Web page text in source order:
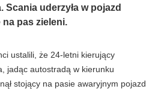
uderzyła w pojazd
na pas zieleni.
ustalili, że 24-letni kierujący
jadąc autostradą w kierunku
stojący na pasie awaryjnym pojazd